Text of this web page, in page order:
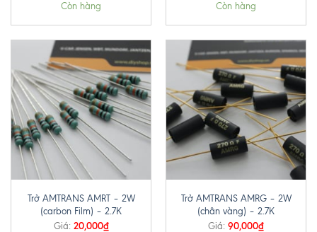
Còn hàng Còn hàng
Trở AMTRANS AMRT – 2W
(carbon Film) – 2.7K
Giá: 20,000₫
Trở AMTRANS AMRG – 2W
(chân vàng) – 2.7K
Giá: 90,000₫